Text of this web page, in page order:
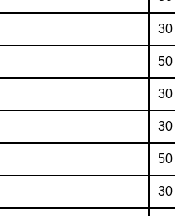
30
50
30
30
50
30